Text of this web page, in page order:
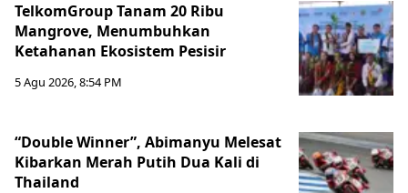
TelkomGroup Tanam 20 Ribu
Mangrove, Menumbuhkan
Ketahanan Ekosistem Pesisir
5 Agu 2026, 8:54 PM
“Double Winner”, Abimanyu Melesat
Kibarkan Merah Putih Dua Kali di
Thailand